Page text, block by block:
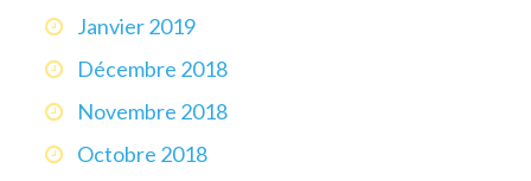
Janvier 2019
Décembre 2018
Novembre 2018
Octobre 2018